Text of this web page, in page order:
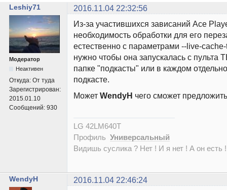
Leshiy71 2016.11.04 22:32:56
Модератор
Неактивен
Откуда: От туда
Зарегистрирован:
2015.01.10
Сообщений: 930
Из-за участившихся зависаний Ace
необходимость обработки для его
естественно с параметрами --live-
нужно чтобы она запускалась с пульта
папке "подкасты" или в каждом
подкасте.
Может WendyH чего сможет
LG 42LM640T
Профиль Универсальный
Видишь суслика ? Нет ! И я нет ! А он есть
WendyH 2016.11.04 22:46:24